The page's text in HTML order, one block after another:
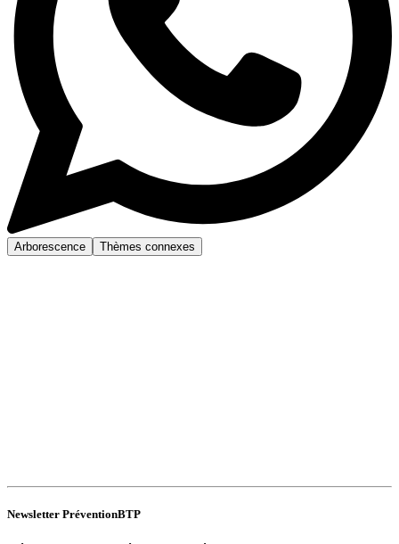
Arborescence Thèmes connexes
Newsletter PréventionBTP